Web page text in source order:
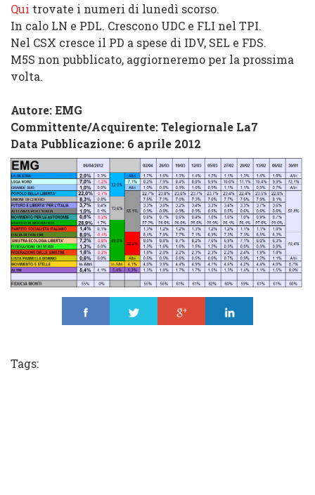
Qui trovate i numeri di lunedì scorso.
In calo LN e PDL. Crescono UDC e FLI nel TPI.
Nel CSX cresce il PD a spese di IDV, SEL e FDS.
M5S non pubblicato, aggiorneremo per la prossima
volta.
Autore: EMG
Committente/Acquirente:Telegiornale La7
Data Pubblicazione: 6 aprile 2012
Tags: